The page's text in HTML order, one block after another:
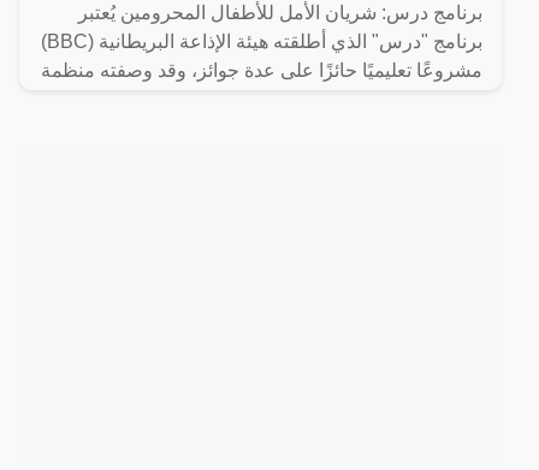
برنامج درس: شريان الأمل للأطفال المحرومين يُعتبر
برنامج "درس" الذي أطلقته هيئة الإذاعة البريطانية (BBC)
مشروعًا تعليميًا حائزًا على عدة جوائز، وقد وصفته منظمة